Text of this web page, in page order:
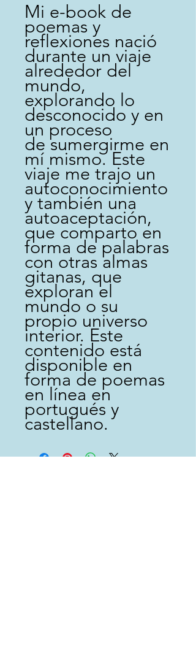
Mi e-book de
poemas y
reflexiones nació
durante un viaje
alrededor del
mundo,
explorando lo
desconocido y en
un proceso
de sumergirme en
mí mismo. Este
viaje me trajo un
autoconocimiento
y también una
autoaceptación,
que comparto en
forma de palabras
con otras almas
gitanas, que
exploran el
mundo o su
propio universo
interior. Este
contenido está
disponible en
forma de poemas
en línea en
portugués y
castellano.